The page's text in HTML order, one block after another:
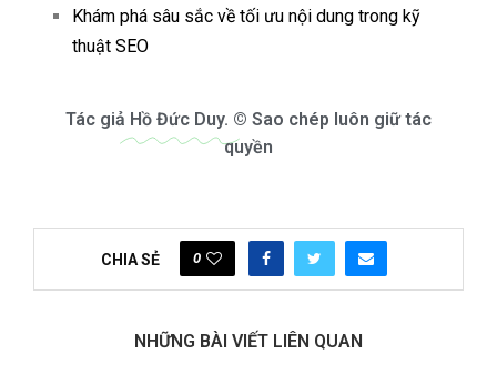
Khám phá sâu sắc về tối ưu nội dung trong kỹ
thuật SEO
Tác giả Hồ Đức Duy. © Sao chép luôn giữ tác
quyền
CHIA SẺ 0
NHỮNG BÀI VIẾT LIÊN QUAN